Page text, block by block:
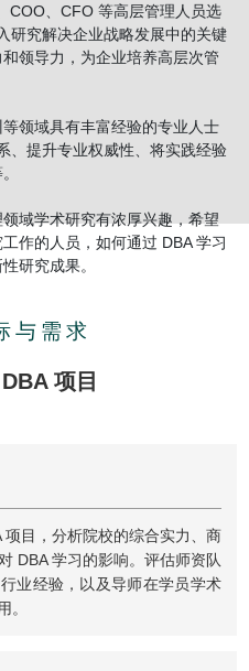
COO、CFO 等高层管理人员选
研究解决企业战略发展中的关键
领导力，为企业培养高层次管
等领域具有丰富经验的专业人士
、提升专业权威性、将实践经验
领域学术研究有浓厚兴趣，希望
作的人员，如何通过 DBA 学习
研究成果。
与需求
项目
目，分析院校的综合实力、商
DBA 学习的影响。评估师资队
业经验，以及导师在学员学术
。